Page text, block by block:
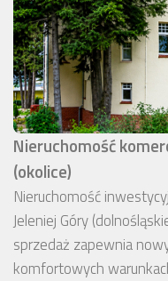
Nieruchomość
(okolice)
Nieruchomość
Jeleniej Góry
sprzedaż zapewnia
komfortowych